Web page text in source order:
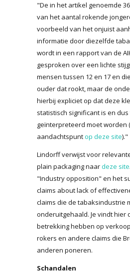
"De in het artikel genoemde
van het aantal rokende
voorbeeld van het onjuist
informatie door diezelfde
wordt in een rapport van de
gesproken over een lichte
mensen tussen 12 en 17 en
ouder dat rookt, maar de
hierbij expliciet op dat deze
statistisch significant is en
geïnterpreteerd moet worden
aandachtspuntop deze site)."
Lindorff verwijst voor
plain packaging naardeze site
"Industry opposition" en het
claims about lack of
claims die de tabaksindustrie
onderuitgehaald. Je vindt hier
betrekking hebben op
rokers en andere claims die
anderen poneren.
Schandalen